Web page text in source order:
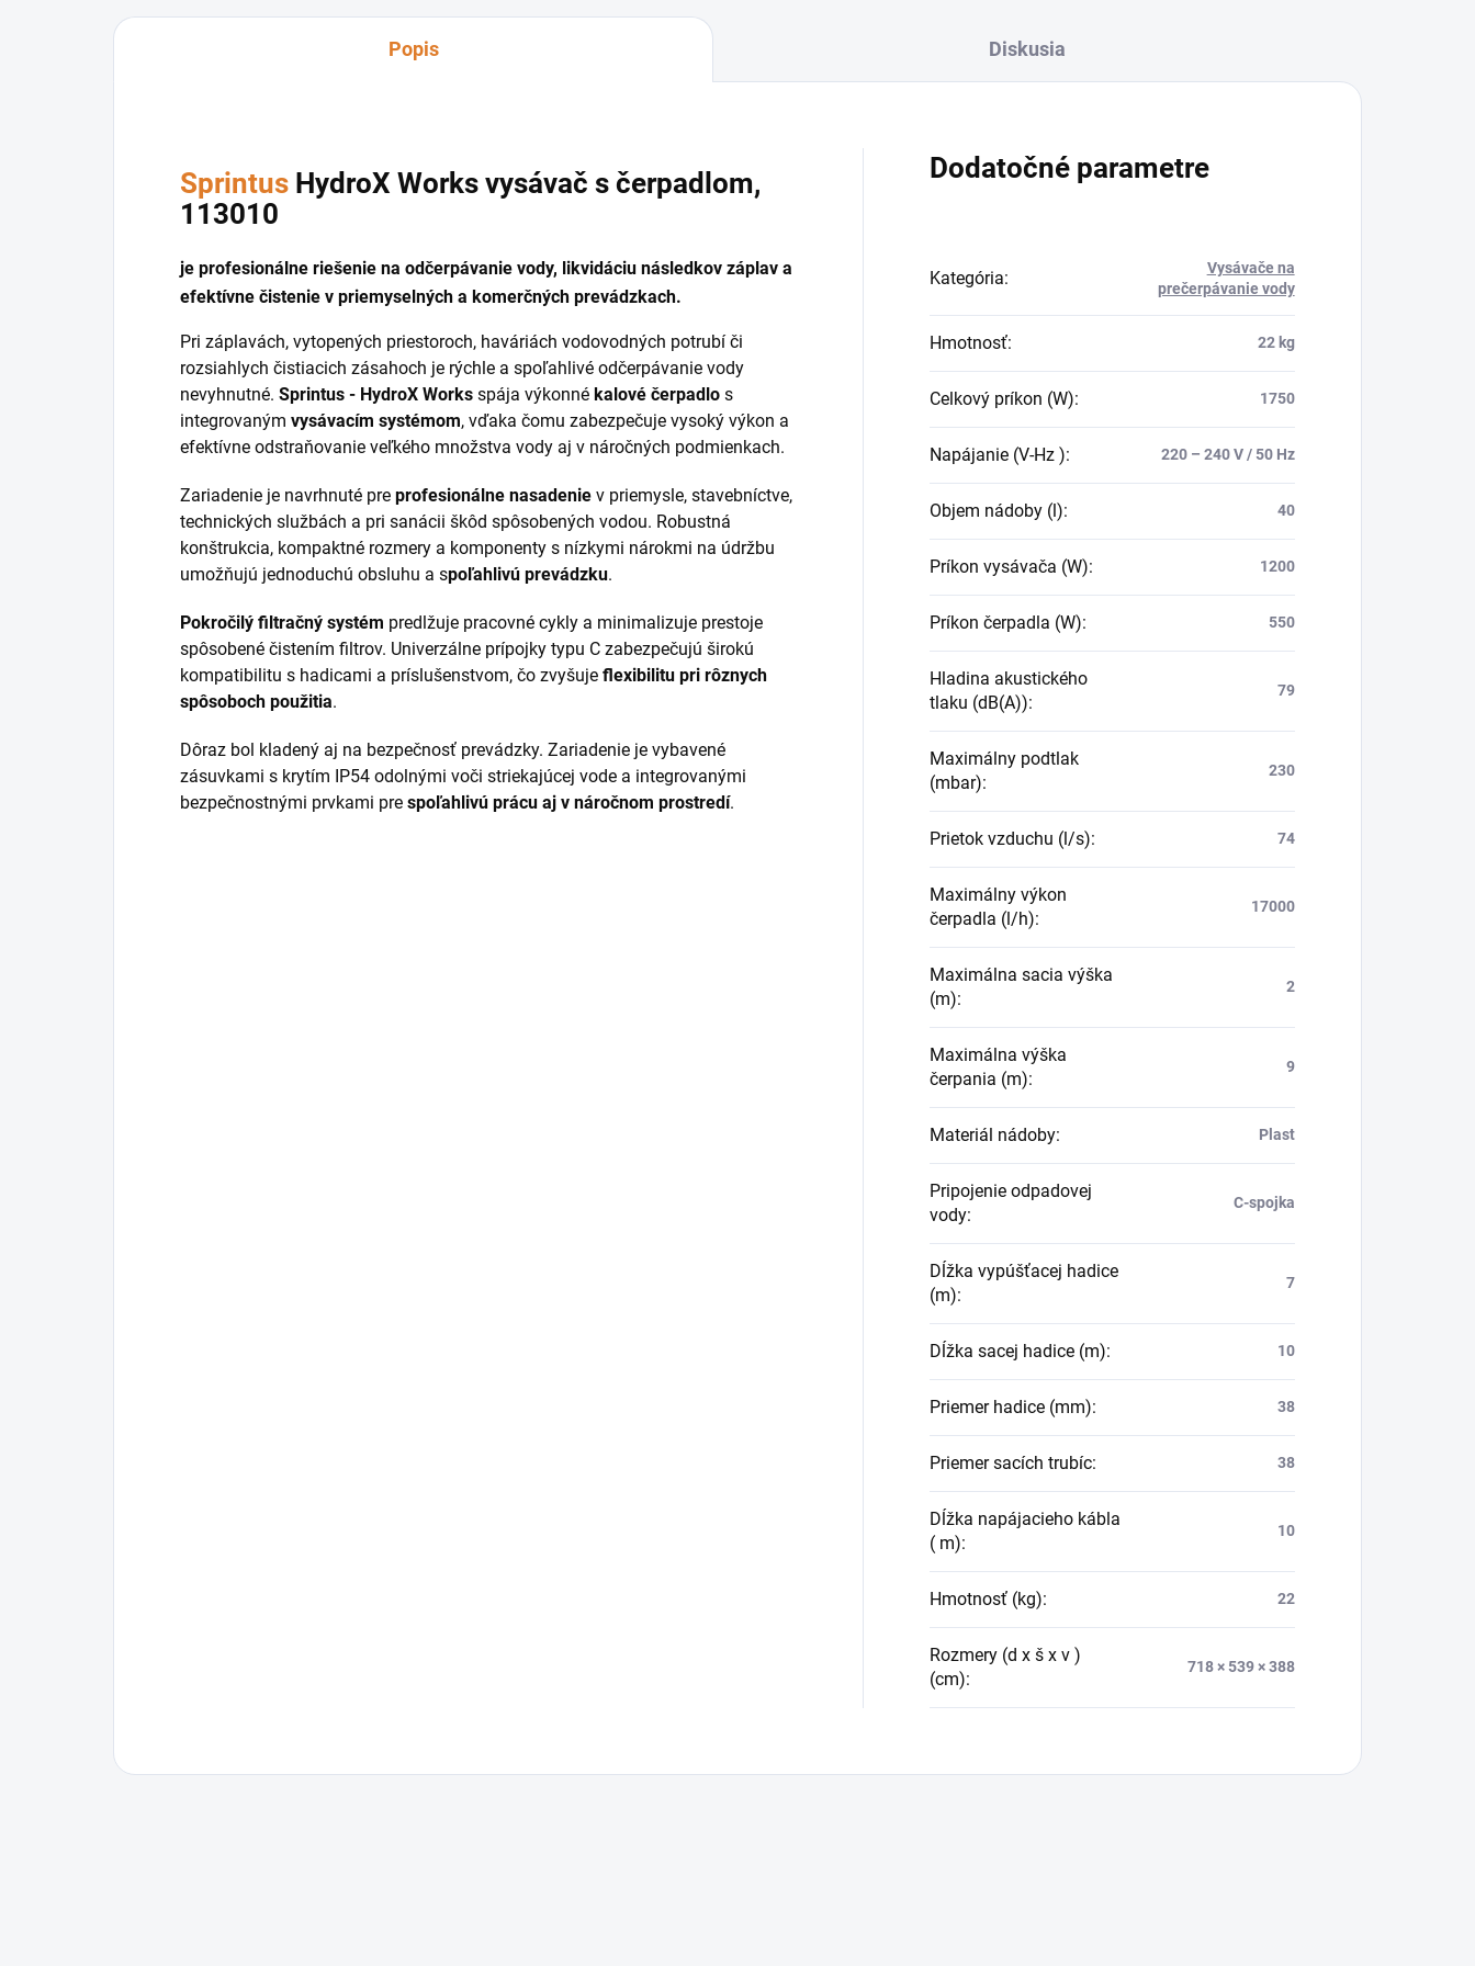
Popis Diskusia
Sprintus HydroX Works vysávač s čerpadlom,
113010
je profesionálne riešenie na odčerpávanie vody, likvidáciu následkov záplav a
efektívne čistenie v priemyselných a komerčných prevádzkach.
Pri záplavách, vytopených priestoroch, haváriách vodovodných potrubí či
rozsiahlych čistiacich zásahoch je rýchle a spoľahlivé odčerpávanie vody
nevyhnutné. Sprintus - HydroX Works spája výkonné kalové čerpadlo s
integrovaným vysávacím systémom, vďaka čomu zabezpečuje vysoký výkon a
efektívne odstraňovanie veľkého množstva vody aj v náročných podmienkach.
Zariadenie je navrhnuté pre profesionálne nasadenie v priemysle, stavebníctve,
technických službách a pri sanácii škôd spôsobených vodou. Robustná
konštrukcia, kompaktné rozmery a komponenty s nízkymi nárokmi na údržbu
umožňujú jednoduchú obsluhu a spoľahlivú prevádzku.
Pokročilý filtračný systém predlžuje pracovné cykly a minimalizuje prestoje
spôsobené čistením filtrov. Univerzálne prípojky typu C zabezpečujú širokú
kompatibilitu s hadicami a príslušenstvom, čo zvyšuje flexibilitu pri rôznych
spôsoboch použitia.
Dôraz bol kladený aj na bezpečnosť prevádzky. Zariadenie je vybavené
zásuvkami s krytím IP54 odolnými voči striekajúcej vode a integrovanými
bezpečnostnými prvkami pre spoľahlivú prácu aj v náročnom prostredí.
Dodatočné parametre
Kategória:
Vysávače na
prečerpávanie vody
Hmotnosť: 22 kg
Celkový príkon (W): 1750
Napájanie (V-Hz ): 220 – 240 V / 50 Hz
Objem nádoby (l): 40
Príkon vysávača (W): 1200
Príkon čerpadla (W): 550
Hladina akustického
tlaku (dB(A)):
79
Maximálny podtlak
(mbar):
230
Prietok vzduchu (l/s): 74
Maximálny výkon
čerpadla (l/h):
17000
Maximálna sacia výška
(m):
2
Maximálna výška
čerpania (m):
9
Materiál nádoby: Plast
Pripojenie odpadovej
vody:
C-spojka
Dĺžka vypúšťacej hadice
(m):
7
Dĺžka sacej hadice (m): 10
Priemer hadice (mm): 38
Priemer sacích trubíc: 38
Dĺžka napájacieho kábla
( m):
10
Hmotnosť (kg): 22
Rozmery (d x š x v )
(cm):
718 × 539 × 388